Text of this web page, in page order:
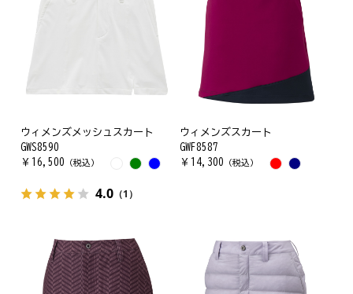
ウィメンズメッシュスカート
GWS8590
￥ 16,500 （税込）
4.0 （1）
ウィメンズスカート
GWF8587
￥ 14,300 （税込）